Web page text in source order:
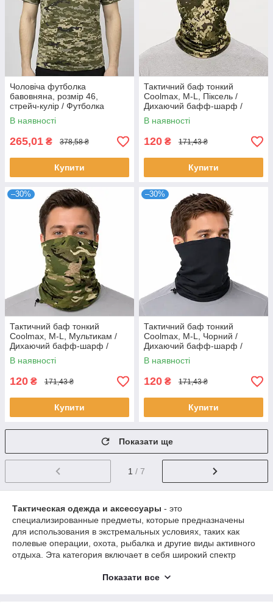
Чоловіча футболка
бавовняна, розмір 46,
стрейч-кулір / Футболка
камуфляж / Тактична
футболка для військових
В наявності
265,01 ₴ 378,58 ₴
Купити
Тактичний баф тонкий
Coolmax, M-L, Піксель /
Дихаючий бафф-шарф /
Літний бафф / Тактичний
шарф-труба
В наявності
120 ₴ 171,43 ₴
Купити
–30%
Тактичний баф тонкий
Coolmax, M-L, Мультикам /
Дихаючий бафф-шарф /
Літний бафф / Тактичний
шарф-труба
В наявності
120 ₴ 171,43 ₴
Купити
–30%
Тактичний баф тонкий
Coolmax, M-L, Чорний /
Дихаючий бафф-шарф /
Літний бафф / Тактичний
шарф-труба
В наявності
120 ₴ 171,43 ₴
Купити
Показати ще
1 / 7
Тактическая одежда и аксессуары - это
специализированные предметы, которые предназначены
для использования в экстремальных условиях, таких как
полевые операции, охота, рыбалка и другие виды активного
отдыха. Эта категория включает в себя широкий спектр
Показати все